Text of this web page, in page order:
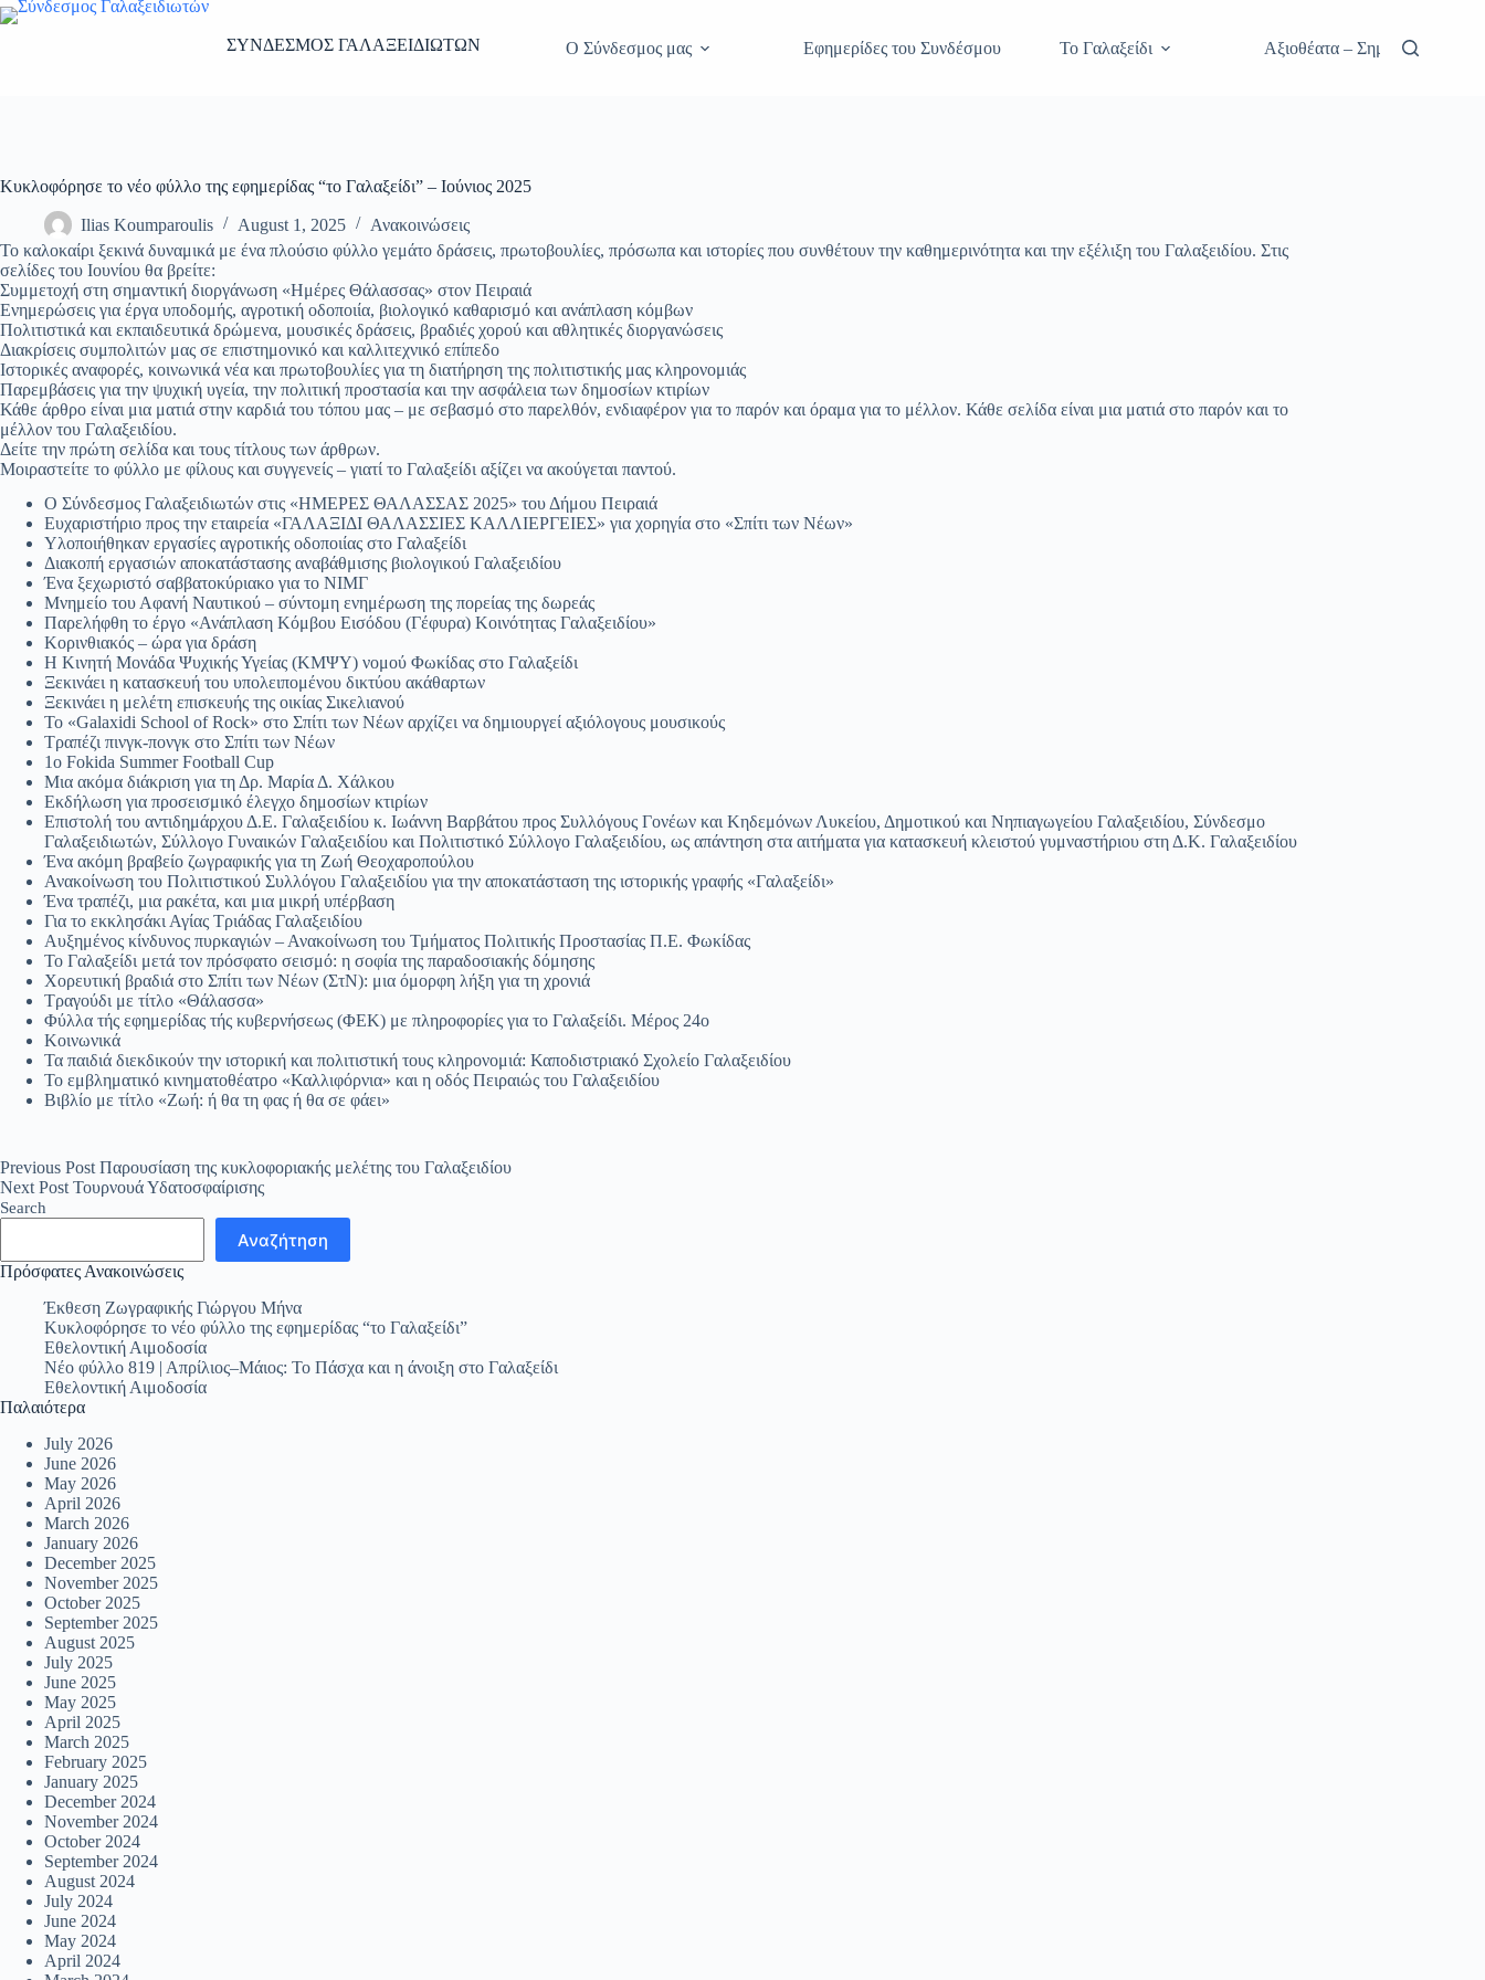
Skip
to
ΣΥΝΔΕΣΜΟΣ ΓΑΛΑΞΕΙΔΙΩΤΩΝ Ο Σύνδεσμος μας Εφημερίδες του Συνδέσμου Το Γαλαξείδι Αξιοθέατα – Σημεία
Κυκλοφόρησε το νέο φύλλο της εφημερίδας “το Γαλαξείδι” – Ιούνιος 2025
Ilias Koumparoulis August 1, 2025
Ανακοινώσεις
Το καλοκαίρι ξεκινά δυναμικά με ένα πλούσιο φύλλο γεμάτο δράσεις, πρωτοβουλίες, πρόσωπα και ιστορίες που συνθέτουν την καθημερινότητα και την εξέλιξη του Γαλαξειδίου. Στις
σελίδες του Ιουνίου θα βρείτε:
Συμμετοχή στη σημαντική διοργάνωση «Ημέρες Θάλασσας» στον Πειραιά
Ενημερώσεις για έργα υποδομής, αγροτική οδοποιία, βιολογικό καθαρισμό και ανάπλαση κόμβων
Πολιτιστικά και εκπαιδευτικά δρώμενα, μουσικές δράσεις, βραδιές χορού και αθλητικές διοργανώσεις
Διακρίσεις συμπολιτών μας σε επιστημονικό και καλλιτεχνικό επίπεδο
Ιστορικές αναφορές, κοινωνικά νέα και πρωτοβουλίες για τη διατήρηση της πολιτιστικής μας κληρονομιάς
Παρεμβάσεις για την ψυχική υγεία, την πολιτική προστασία και την ασφάλεια των δημοσίων κτιρίων
Κάθε άρθρο είναι μια ματιά στην καρδιά του τόπου μας – με σεβασμό στο παρελθόν, ενδιαφέρον για το παρόν και όραμα για το μέλλον. Κάθε σελίδα είναι μια ματιά στο παρόν και το
μέλλον του Γαλαξειδίου.
Δείτε την πρώτη σελίδα και τους τίτλους των άρθρων.
Μοιραστείτε το φύλλο με φίλους και συγγενείς – γιατί το Γαλαξείδι αξίζει να ακούγεται παντού.
Ο Σύνδεσμος Γαλαξειδιωτών στις «ΗΜΕΡΕΣ ΘΑΛΑΣΣΑΣ 2025» του Δήμου Πειραιά
Ευχαριστήριο προς την εταιρεία «ΓΑΛΑΞΙΔΙ ΘΑΛΑΣΣΙΕΣ ΚΑΛΛΙΕΡΓΕΙΕΣ» για χορηγία στο «Σπίτι των Νέων»
Υλοποιήθηκαν εργασίες αγροτικής οδοποιίας στο Γαλαξείδι
Διακοπή εργασιών αποκατάστασης αναβάθμισης βιολογικού Γαλαξειδίου
Ένα ξεχωριστό σαββατοκύριακο για το ΝΙΜΓ
Μνημείο του Αφανή Ναυτικού – σύντομη ενημέρωση της πορείας της δωρεάς
Παρελήφθη το έργο «Ανάπλαση Κόμβου Εισόδου (Γέφυρα) Κοινότητας Γαλαξειδίου»
Κορινθιακός – ώρα για δράση
Η Κινητή Μονάδα Ψυχικής Υγείας (ΚΜΨΥ) νομού Φωκίδας στο Γαλαξείδι
Ξεκινάει η κατασκευή του υπολειπομένου δικτύου ακάθαρτων
Ξεκινάει η μελέτη επισκευής της οικίας Σικελιανού
Το «Galaxidi School of Rock» στο Σπίτι των Νέων αρχίζει να δημιουργεί αξιόλογους μουσικούς
Τραπέζι πινγκ-πονγκ στο Σπίτι των Νέων
1ο Fokida Summer Football Cup
Μια ακόμα διάκριση για τη Δρ. Μαρία Δ. Χάλκου
Εκδήλωση για προσεισμικό έλεγχο δημοσίων κτιρίων
Επιστολή του αντιδημάρχου Δ.Ε. Γαλαξειδίου κ. Ιωάννη Βαρβάτου προς Συλλόγους Γονέων και Κηδεμόνων Λυκείου, Δημοτικού και Νηπιαγωγείου Γαλαξειδίου, Σύνδεσμο
Γαλαξειδιωτών, Σύλλογο Γυναικών Γαλαξειδίου και Πολιτιστικό Σύλλογο Γαλαξειδίου, ως απάντηση στα αιτήματα για κατασκευή κλειστού γυμναστήριου στη Δ.Κ. Γαλαξειδίου
Ένα ακόμη βραβείο ζωγραφικής για τη Ζωή Θεοχαροπούλου
Ανακοίνωση του Πολιτιστικού Συλλόγου Γαλαξειδίου για την αποκατάσταση της ιστορικής γραφής «Γαλαξείδι»
Ένα τραπέζι, μια ρακέτα, και μια μικρή υπέρβαση
Για το εκκλησάκι Αγίας Τριάδας Γαλαξειδίου
Αυξημένος κίνδυνος πυρκαγιών – Ανακοίνωση του Τμήματος Πολιτικής Προστασίας Π.Ε. Φωκίδας
Το Γαλαξείδι μετά τον πρόσφατο σεισμό: η σοφία της παραδοσιακής δόμησης
Χορευτική βραδιά στο Σπίτι των Νέων (ΣτΝ): μια όμορφη λήξη για τη χρονιά
Τραγούδι με τίτλο «Θάλασσα»
Φύλλα τής εφημερίδας τής κυβερνήσεως (ΦΕΚ) με πληροφορίες για το Γαλαξείδι. Μέρος 24ο
Κοινωνικά
Τα παιδιά διεκδικούν την ιστορική και πολιτιστική τους κληρονομιά: Καποδιστριακό Σχολείο Γαλαξειδίου
Το εμβληματικό κινηματοθέατρο «Καλλιφόρνια» και η οδός Πειραιώς του Γαλαξειδίου
Βιβλίο με τίτλο «Ζωή: ή θα τη φας ή θα σε φάει»
Previous Post Παρουσίαση της κυκλοφοριακής μελέτης του Γαλαξειδίου
Next Post Τουρνουά Υδατοσφαίρισης
Search
Αναζήτηση
Πρόσφατες Ανακοινώσεις
Έκθεση Ζωγραφικής Γιώργου Μήνα
Κυκλοφόρησε το νέο φύλλο της εφημερίδας “το Γαλαξείδι”
Εθελοντική Αιμοδοσία
Νέο φύλλο 819 | Απρίλιος–Μάιος: Το Πάσχα και η άνοιξη στο Γαλαξείδι
Εθελοντική Αιμοδοσία
Παλαιότερα
July 2026
June 2026
May 2026
April 2026
March 2026
January 2026
December 2025
November 2025
October 2025
September 2025
August 2025
July 2025
June 2025
May 2025
April 2025
March 2025
February 2025
January 2025
December 2024
November 2024
October 2024
September 2024
August 2024
July 2024
June 2024
May 2024
April 2024